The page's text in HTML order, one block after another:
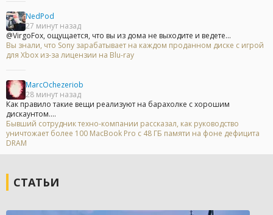
NedPod
27 минут назад
@VirgoFox, ощущается, что вы из дома не выходите и ведете...
Вы знали, что Sony зарабатывает на каждом проданном диске с игрой
для Xbox из-за лицензии на Blu-ray
MarcOchezeriob
28 минут назад
Как правило такие вещи реализуют на барахолке с хорошим
дискаунтом....
Бывший сотрудник техно-компании рассказал, как руководство
уничтожает более 100 MacBook Pro с 48 ГБ памяти на фоне дефицита
DRAM
СТАТЬИ